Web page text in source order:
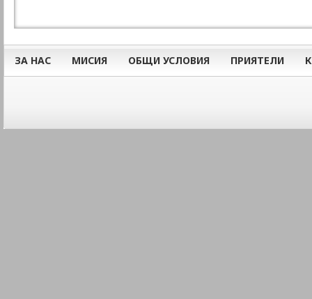
ЗА НАС МИСИЯ ОБЩИ УСЛОВИЯ ПРИЯТЕЛИ